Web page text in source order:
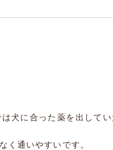
犬に合った薬を出してい
く通いやすいです。